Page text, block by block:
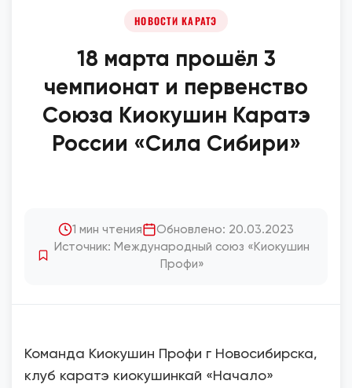
НОВОСТИ КАРАТЭ
18 марта прошёл 3
чемпионат и первенство
Союза Киокушин Каратэ
России «Сила Сибири»
1 мин чтения
Обновлено: 20.03.2023
Источник: Международный союз «Киокушин
Профи»
Команда Киокушин Профи г Новосибирска,
клуб каратэ киокушинкай «Начало»